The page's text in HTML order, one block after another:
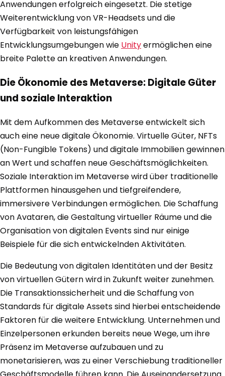
Anwendungen erfolgreich eingesetzt. Die stetige
Weiterentwicklung von VR-Headsets und die
Verfügbarkeit von leistungsfähigen
Entwicklungsumgebungen wie Unityermöglichen eine
breite Palette an kreativen Anwendungen.
Die Ökonomie des Metaverse: Digitale Güter
und soziale Interaktion
Mit dem Aufkommen des Metaverse entwickelt sich
auch eine neue digitale Ökonomie. Virtuelle Güter, NFTs
(Non-Fungible Tokens) und digitale Immobilien gewinnen
an Wert und schaffen neue Geschäftsmöglichkeiten.
Soziale Interaktion im Metaverse wird über traditionelle
Plattformen hinausgehen und tiefgreifendere,
immersivere Verbindungen ermöglichen. Die Schaffung
von Avataren, die Gestaltung virtueller Räume und die
Organisation von digitalen Events sind nur einige
Beispiele für die sich entwickelnden Aktivitäten.
Die Bedeutung von digitalen Identitäten und der Besitz
von virtuellen Gütern wird in Zukunft weiter zunehmen.
Die Transaktionssicherheit und die Schaffung von
Standards für digitale Assets sind hierbei entscheidende
Faktoren für die weitere Entwicklung. Unternehmen und
Einzelpersonen erkunden bereits neue Wege, um ihre
Präsenz im Metaverse aufzubauen und zu
monetarisieren, was zu einer Verschiebung traditioneller